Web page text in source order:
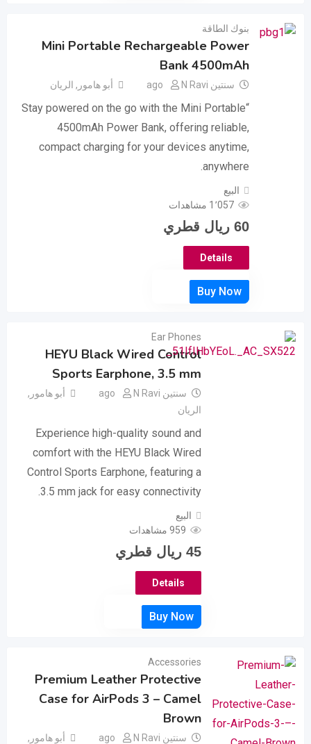
بنوك الطاقة
Mini Portable Rechargeable Power
Bank 4500mAh
سنتين ago N Ravi أبو هامور , الريان
“Stay powered on the go with the Mini Portable
4500mAh Power Bank, offering reliable,
compact charging for your devices anytime,
anywhere.
البيع
1٬057 مشاهدات
60 ريال قطري
Details
Ear Phones
HEYU Black Wired Control
Sports Earphone, 3.5 mm
سنتين ago N Ravi أبو هامور ,
الريان
Experience high-quality sound and
comfort with the HEYU Black Wired
Control Sports Earphone, featuring a
3.5 mm jack for easy connectivity.
البيع
959 مشاهدات
45 ريال قطري
Details
Accessories
Premium Leather Protective
Case for AirPods 3 – Camel
Brown
سنتين ago N Ravi أبو هامور ,